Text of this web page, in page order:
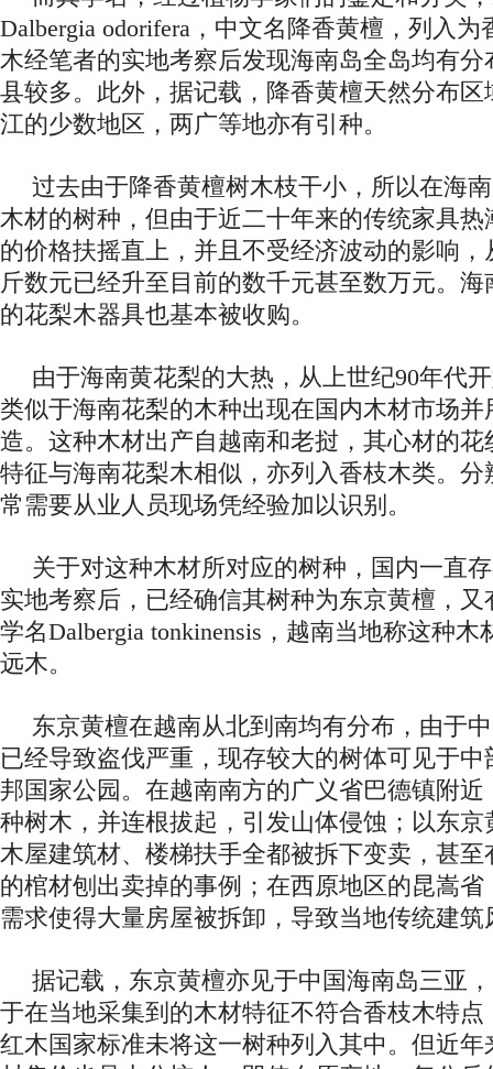
Dalbergia odorifera，中文名降香黄檀，列入
木经笔者的实地考察后发现海南岛全岛均有
县较多。此外，据记载，降香黄檀天然分布
江的少数地区，两广等地亦有引种。
过去由于降香黄檀树木枝干小，所以在海
木材的树种，但由于近二十年来的传统家具
的价格扶摇直上，并且不受经济波动的影响
斤数元已经升至目前的数千元甚至数万元。
的花梨木器具也基本被收购。
由于海南黄花梨的大热，从上世纪90年代
类似于海南花梨的木种出现在国内木材市场
造。这种木材出产自越南和老挝，其心材的
特征与海南花梨木相似，亦列入香枝木类。
常需要从业人员现场凭经验加以识别。
关于对这种木材所对应的树种，国内一直
实地考察后，已经确信其树种为东京黄檀，
学名Dalbergia tonkinensis，越南当地称这种
远木。
东京黄檀在越南从北到南均有分布，由于
已经导致盗伐严重，现存较大的树体可见于
邦国家公园。在越南南方的广义省巴德镇附
种树木，并连根拔起，引发山体侵蚀；以东
木屋建筑材、楼梯扶手全都被拆下变卖，甚
的棺材刨出卖掉的事例；在西原地区的昆嵩
需求使得大量房屋被拆卸，导致当地传统建
据记载，东京黄檀亦见于中国海南岛三亚
于在当地采集到的木材特征不符合香枝木特
红木国家标准未将这一树种列入其中。但近